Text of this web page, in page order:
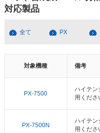
対応製品
全て PX
対象機種 備考
PX-7500
ハイテン
用くださ
PX-7500N
ハイテン
用くださ